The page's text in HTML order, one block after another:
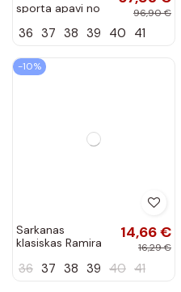
sporta apavi no
krāsā
96,90 €
36 37 38 39 40 41
-10%
Sarkanas
klasiskas Ramira
14,66 €
16,29 €
36 37 38 39 40 41